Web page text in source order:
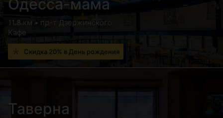
Одесса-мама
11.8 км • пр-т Дзержинского
Кафе
Скидка 20% в День рождения
Таверна